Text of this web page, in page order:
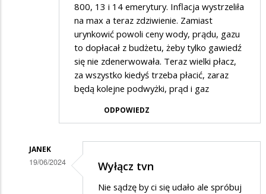
800, 13 i 14 emerytury. Inflacja wystrzeliła
na max a teraz zdziwienie. Zamiast
urynkowić powoli ceny wody, prądu, gazu
to dopłacał z budżetu, żeby tylko gawiedź
się nie zdenerwowała. Teraz wielki płacz,
za wszystko kiedyś trzeba płacić, zaraz
będą kolejne podwyżki, prąd i gaz
ODPOWIEDZ
JANEK
19/06/2024 Wyłącz tvn
Nie sądzę by ci się udało ale spróbuj